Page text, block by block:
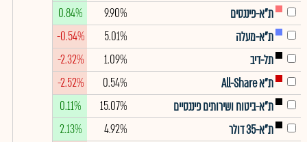
ת"א-פיננסים
9.90%
0.84%
ת"א-מעלה
5.01%
-0.54%
תל-דיב
1.09%
-2.32%
ת"א All-Share
0.54%
-2.52%
ת"א-ביטוח ושירותים פיננסיים
15.07%
0.11%
ת"א-35 דולר
4.92%
2.13%